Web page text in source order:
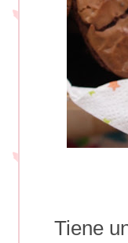
Tiene